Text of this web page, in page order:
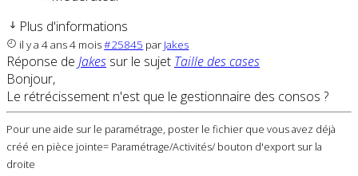
Plus d'informations
il y a 4 ans 4 mois#25845 par Jakes
Réponse de Jakes sur le sujet Taille des cases
Bonjour,
Le rétrécissement n'est que le gestionnaire des consos ?
Pour une aide sur le paramétrage, poster le fichier que vous avez déjà
créé en pièce jointe= Paramétrage/Activités/ bouton d'export sur la
droite